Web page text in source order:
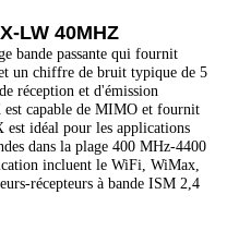
LW 40MHZ
bande passante qui fournit
un chiffre de bruit typique de 5
réception et d'émission
capable de MIMO et fournit
est idéal pour les applications
dans la plage 400 MHz-4400
incluent le WiFi, WiMax,
récepteurs à bande ISM 2,4